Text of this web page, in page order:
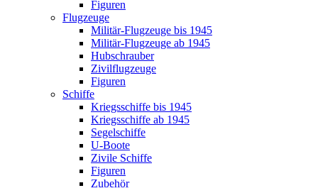
Figuren
Flugzeuge
Militär-Flugzeuge bis 1945
Militär-Flugzeuge ab 1945
Hubschrauber
Zivilflugzeuge
Figuren
Schiffe
Kriegsschiffe bis 1945
Kriegsschiffe ab 1945
Segelschiffe
U-Boote
Zivile Schiffe
Figuren
Zubehör